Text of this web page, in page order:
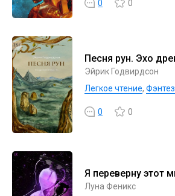
0 0
Песня рун. Эхо
Эйрик Годвирдсон
Легкое чтение,
0 0
Я переверну этот
Луна Феникс